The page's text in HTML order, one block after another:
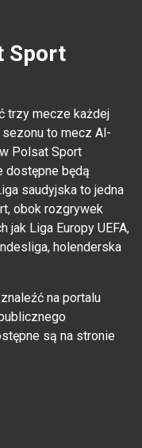
Sport
trzy mecze każdej
to mecz Al-
Polsat Sport
dostępne będą
saudyjska to jedna
obok rozgrywek
jak Liga Europy UEFA,
holenderska
na portalu
są na stronie